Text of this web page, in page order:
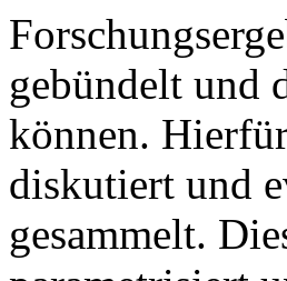
gebündelt und
können.
diskutiert und
gesammelt.